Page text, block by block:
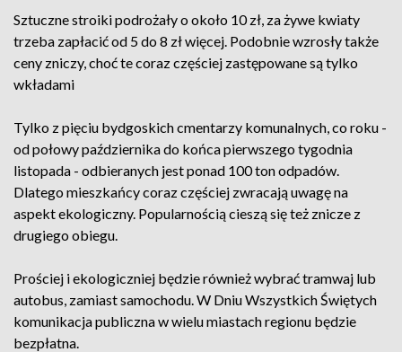
Sztuczne stroiki podrożały o około 10 zł, za żywe kwiaty
trzeba zapłacić od 5 do 8 zł więcej. Podobnie wzrosły także
ceny zniczy, choć te coraz częściej zastępowane są tylko
wkładami
Tylko z pięciu bydgoskich cmentarzy komunalnych, co roku -
od połowy października do końca pierwszego tygodnia
listopada - odbieranych jest ponad 100 ton odpadów.
Dlatego mieszkańcy coraz częściej zwracają uwagę na
aspekt ekologiczny. Popularnością cieszą się też znicze z
drugiego obiegu.
Prościej i ekologiczniej będzie również wybrać tramwaj lub
autobus, zamiast samochodu. W Dniu Wszystkich Świętych
komunikacja publiczna w wielu miastach regionu będzie
bezpłatna.